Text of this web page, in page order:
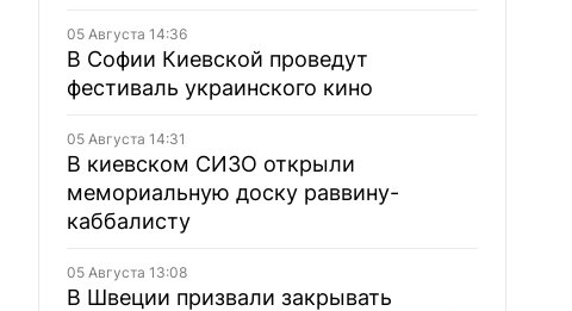
05 Августа 14:36
В Софии Киевской проведут
фестиваль украинского кино
05 Августа 14:31
В киевском СИЗО открыли
мемориальную доску раввину-
каббалисту
05 Августа 13:08
В Швеции призвали закрывать